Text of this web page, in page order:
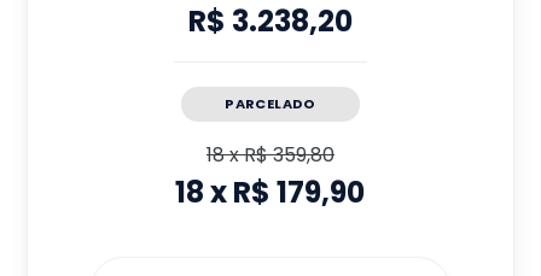
R$ 3.238,20
PARCELADO
18xR$ 359,80
18xR$ 179,90